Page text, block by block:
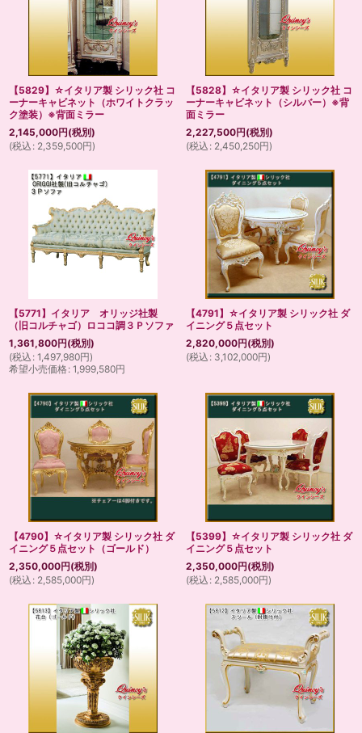
【5829】☆イタリア製 シリック社 コ
ーナーキャビネット（ホワイトクラッ
ク塗装）※背面ミラー
2,145,000円(税別)
(税込 : 2,359,500円)
【5828】☆イタリア製 シリック社 コ
ーナーキャビネット（シルバー）※背
面ミラー
2,227,500円(税別)
(税込 : 2,450,250円)
【5771】イタリア オリッジ社製
（旧コルチャゴ）ロココ調３Ｐソファ
1,361,800円(税別)
(税込 : 1,497,980円)
希望小売価格: 1,999,580円
【4791】☆イタリア製 シリック社 ダ
イニング５点セット
2,820,000円(税別)
(税込 : 3,102,000円)
【4790】☆イタリア製 シリック社 ダ
イニング５点セット（ゴールド）
2,350,000円(税別)
(税込 : 2,585,000円)
【5399】☆イタリア製 シリック社 ダ
イニング５点セット
2,350,000円(税別)
(税込 : 2,585,000円)